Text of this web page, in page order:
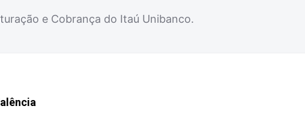
e Cobrança do Itaú Unibanco.